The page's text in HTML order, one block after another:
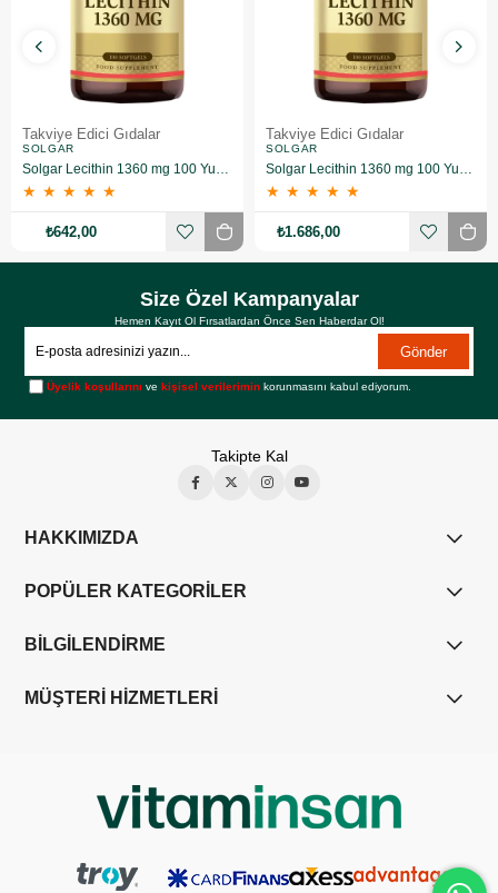
Takviye Edici Gıdalar
SOLGAR
Solgar Lecithin 1360 mg 100 Yumuşak Jelatin Kapsül
★ ★ ★ ★ ★
₺642,00
Takviye Edici Gıdalar
SOLGAR
Solgar Lecithin 1360 mg 100 Yumuşak Jelatin Kapsül 3 Adet
★ ★ ★ ★ ★
₺1.686,00
Size Özel Kampanyalar
Hemen Kayıt Ol Fırsatlardan Önce Sen Haberdar Ol!
Gönder
Üyelik koşullarını vekişisel verilerimin korunmasını kabul ediyorum.
Takipte Kal
HAKKIMIZDA
POPÜLER KATEGORİLER
BİLGİLENDİRME
MÜŞTERİ HİZMETLERİ